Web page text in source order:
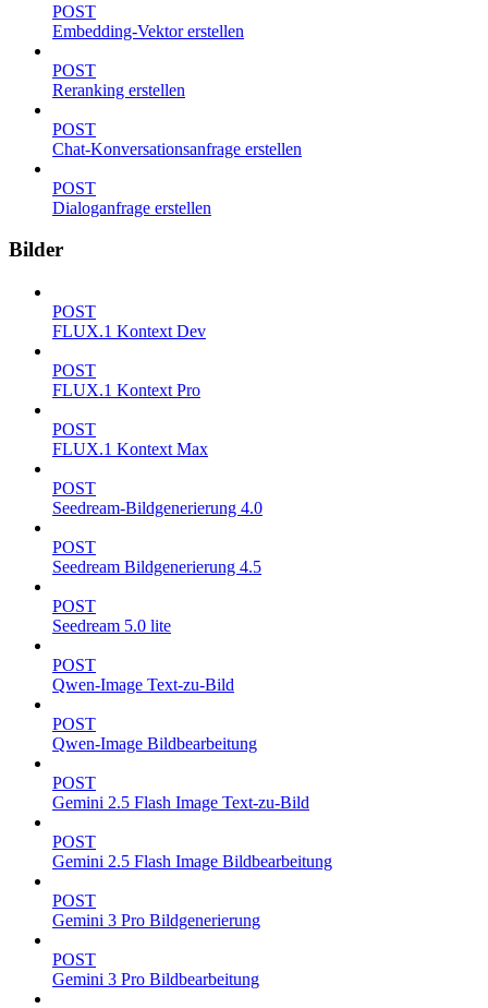
POST
Embedding-Vektor erstellen
POST
Reranking erstellen
POST
Chat-Konversationsanfrage erstellen
POST
Dialoganfrage erstellen
Bilder
POST
FLUX.1 Kontext Dev
POST
FLUX.1 Kontext Pro
POST
FLUX.1 Kontext Max
POST
Seedream-Bildgenerierung 4.0
POST
Seedream Bildgenerierung 4.5
POST
Seedream 5.0 lite
POST
Qwen-Image Text-zu-Bild
POST
Qwen-Image Bildbearbeitung
POST
Gemini 2.5 Flash Image Text-zu-Bild
POST
Gemini 2.5 Flash Image Bildbearbeitung
POST
Gemini 3 Pro Bildgenerierung
POST
Gemini 3 Pro Bildbearbeitung